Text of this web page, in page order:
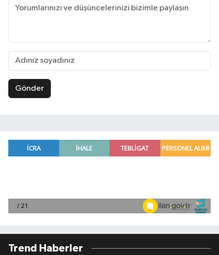
Gönder
Trend Haberler